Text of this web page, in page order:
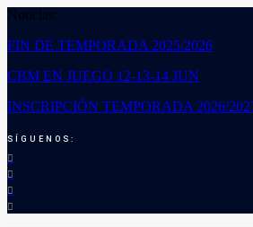
Noticias:
FIN DE TEMPORADA 2025/2026
CBM EN JUEGO 12-13-14 JUN
INSCRIPCIÓN TEMPORADA 2026/
SÍGUENOS: